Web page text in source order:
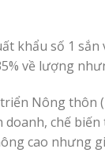
số 1 sắn
về lượng
Nông
chế
cao nhưng